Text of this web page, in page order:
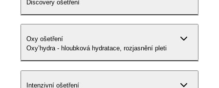
Discovery ošetření
Oxy ošetření
Oxy’hydra - hloubková hydratace, rozjasnění pleti
Intenzivní ošetření